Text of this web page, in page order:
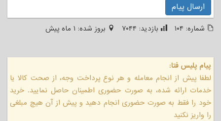
ارسال پیام
شماره: ۱۰۴ بازدید: ۷۰۴۴ بروز شده: ۱ ماه پیش
پیام پلیس فتا:
لطفا پیش از انجام معامله و هر نوع پرداخت وجه، از صحت کالا یا
خدمات ارائه شده، به صورت حضوری اطمینان حاصل نمایید. خرید
خود را فقط به صورت حضوری انجام دهید و پیش از آن هیچ مبلغی
را واریز نکنید